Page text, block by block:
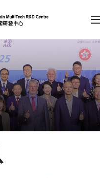
键）
会员登录
A EN 繁 简